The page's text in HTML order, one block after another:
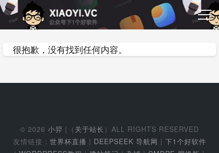
很抱歉，没有找到任何内容。
© 2026 小羿 |（ 关于站长 ）ALL RIGHTS RESERVED
友情链接： 世界杯直播 | DEEPSEEK 导航网 | 下1个好软件